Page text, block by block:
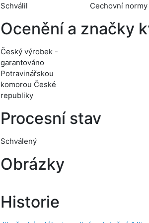
Schválil
Cechovní normy
Ocenění a značky
Český výrobek -
garantováno
Potravinářskou
komorou České
republiky
Procesní stav
Schválený
Obrázky
Historie